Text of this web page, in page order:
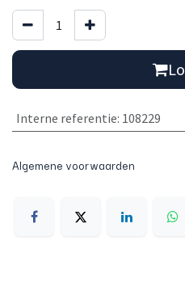
Interne referentie: 108229
Algemene voorwaarden